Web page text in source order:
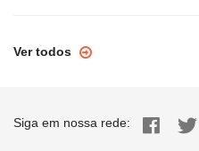
Ver todos
Siga em nossa rede: